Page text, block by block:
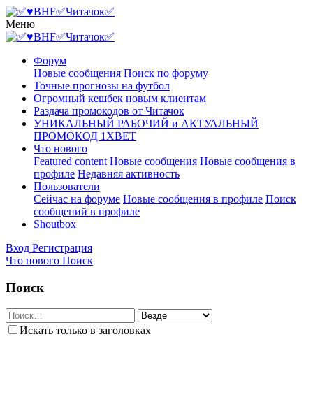
Меню
Форум
Новые сообщения Поиск по форуму
Точные прогнозы на футбол
Огромный кешбек новым клиентам
Раздача промокодов от Читачок
УНИКАЛЬНЫЙ РАБОЧИЙ и АКТУАЛЬНЫЙ
ПРОМОКОД 1XBET
Что нового
Featured content Новые сообщения Новые сообщения в
профиле Недавняя активность
Пользователи
Сейчас на форуме Новые сообщения в профиле Поиск
сообщений в профиле
Shoutbox
Вход Регистрация
Что нового Поиск
Поиск
Искать только в заголовках